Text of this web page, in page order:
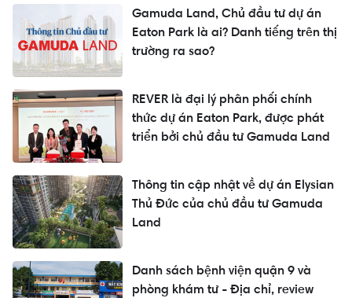
Gamuda Land, Chủ đầu tư dự án
Eaton Park là ai? Danh tiếng trên thị
trường ra sao?
REVER là đại lý phân phối chính
thức dự án Eaton Park, được phát
triển bởi chủ đầu tư Gamuda Land
Thông tin cập nhật về dự án Elysian
Thủ Đức của chủ đầu tư Gamuda
Land
Danh sách bệnh viện quận 9 và
phòng khám tư - Địa chỉ, review